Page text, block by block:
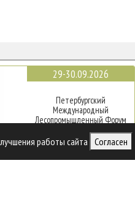
работы сайта Согласен
29-30.09.2026
Петербургский
Международный
Лесопромышленный Форум
Санкт-Петербург